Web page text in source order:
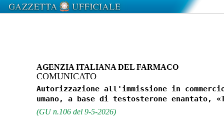
AGENZIA ITALIANA DEL FARMACO
COMUNICATO
Autorizzazione all'immissione in
(GU n.106 del 9-5-2026)